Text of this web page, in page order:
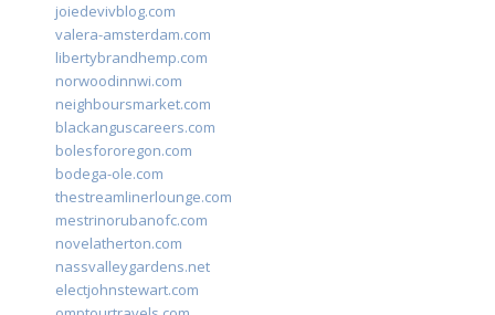
joiedevivblog.com
valera-amsterdam.com
libertybrandhemp.com
norwoodinnwi.com
neighboursmarket.com
blackanguscareers.com
bolesfororegon.com
bodega-ole.com
thestreamlinerlounge.com
mestrinorubanofc.com
novelatherton.com
nassvalleygardens.net
electjohnstewart.com